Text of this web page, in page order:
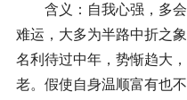
含义：自我心强，多会
难运，大多为半路中折之
名利待过中年，势惭趋大
老。假使自身温顺富有也